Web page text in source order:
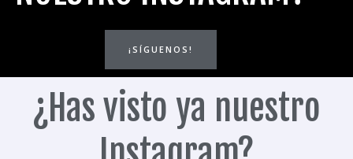
g
¡SÍGUENOS!
¿Has visto ya nuestro